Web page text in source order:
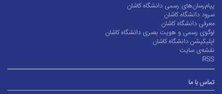
پیام‌رسان‌های رسمی دانشگاه کاشان
سرود دانشگاه کاشان
معرفی دانشگاه کاشان
لوگوی رسمی و هویت بصری دانشگاه کاشان
اپلیکیشن دانشگاه کاشان
نقشه‌ی سایت
RSS
تماس با ما